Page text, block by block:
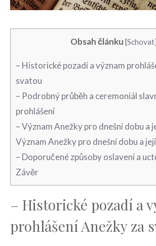
Obsah článku [Schovat]
– Historické pozadí⁤ a význam
svatou
– Podrobný ​průběh​ a ⁤ceremoniál
prohlášení
– Význam ‌Anežky pro dnešní⁤ dobu a
Význam Anežky ⁤pro dnešní⁢ dobu a
– Doporučené způsoby‍ oslavení⁣ a
Závěr
– Historické pozadí⁤ a
prohlášení​ Anežky ‌za